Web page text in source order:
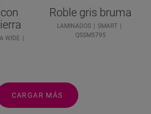
WIDE
Roble gris bruma
LAMINADOS
SMART
QSSM5795
CARGAR MÁS